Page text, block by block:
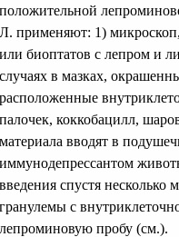
положительной
Л. применяют: 1)
или биоптатов с лепром и
случаях в мазках,
расположенные
палочек, коккобацилл,
материала вводят в
иммунодепрессантом
введения спустя несколько
гранулемы с
лепроминовую пробу (см.).